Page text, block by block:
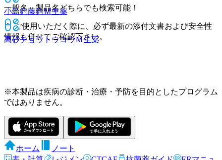
小島釣藤鈎Ｍ生薬
高砂チョウトウコウＭ生薬
一般名、製品名どちらでも検索可能！
※ ご使用いただく際に、必ず最新の添付文書および安全性
情報も併せてご確認下さい。
※本製品は疾病の診断・治療・予防を目的としたプログラム
ではありません。
ホーム
ノート